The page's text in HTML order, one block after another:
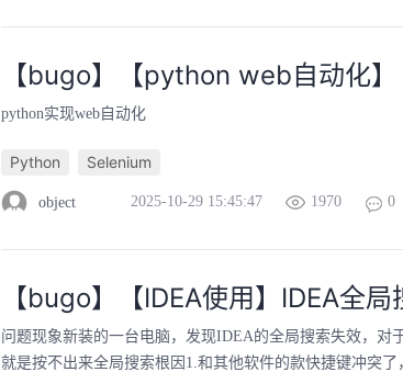
【bugo】【python web自动化
python实现web自动化
Python Selenium
object 2025-10-29 15:45:47 1970 0
【bugo】【IDEA使用】IDEA全
问题现象新装的一台电脑，发现IDEA的全局搜索失效，对
就是按不出来全局搜索根因1.和其他软件的款快捷键冲突